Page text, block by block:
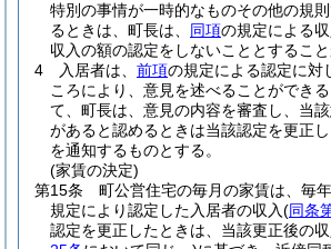
特別の事情が一時的なものその他の規
るときは、町長は、 同項の規定による
収入の額の認定をしないこととすること
4
入居者は、 前項の規定による認定に対
ころにより、意見を述べることができる
て、町長は、意見の内容を審査し、当
があると認めるときは当該認定を更正
を通知するものとする。
(家賃の決定)
第15条
町公営住宅の毎月の家賃は、毎年
規定により認定した入居者の収入(同条
認定を更正したときは、当該更正後の収